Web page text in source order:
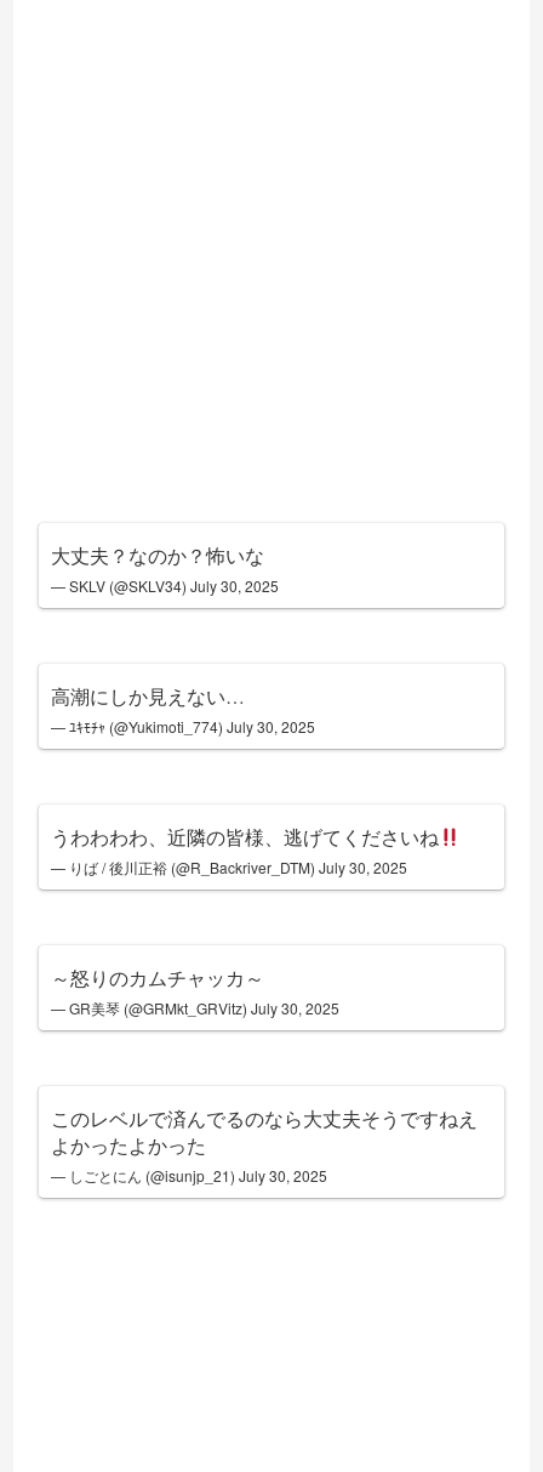
大丈夫？なのか？怖いな
— SKLV (@SKLV34)July 30, 2025
高潮にしか見えない…
— ﾕｷﾓﾁｬ (@Yukimoti_774)July 30, 2025
うわわわわ、近隣の皆様、逃げてくださいね
— りば / 後川正裕 (@R_Backriver_DTM)July 30, 2025
～怒りのカムチャッカ～
— GR美琴 (@GRMkt_GRVitz)July 30, 2025
このレベルで済んでるのなら大丈夫そうですねえ
よかったよかった
— しごとにん (@isunjp_21)July 30, 2025